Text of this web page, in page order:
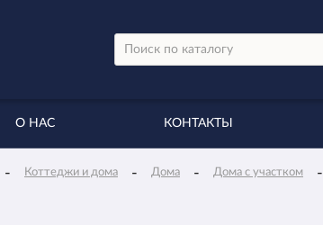
О НАС КОНТАКТЫ
- Коттеджи и дома - Дома - Дома с участком -